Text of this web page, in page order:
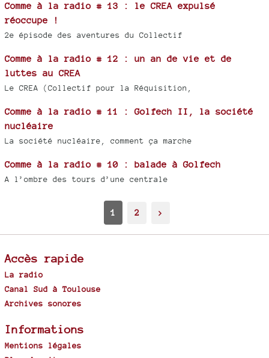
Comme à la radio # 13 : le CREA expulsé
réoccupe !
2e épisode des aventures du Collectif
Comme à la radio # 12 : un an de vie et de
luttes au CREA
Le CREA (Collectif pour la Réquisition,
Comme à la radio # 11 : Golfech II, la société
nucléaire
La société nucléaire, comment ça marche
Comme à la radio # 10 : balade à Golfech
A l’ombre des tours d’une centrale
1 2 >
Accès rapide
La radio
Canal Sud à Toulouse
Archives sonores
Informations
Mentions légales